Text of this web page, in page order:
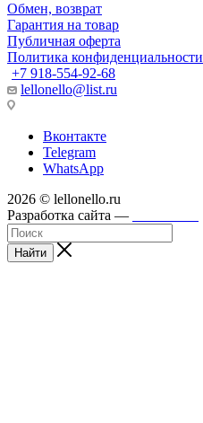
Обмен, возврат
Гарантия на товар
Публичная оферта
Политика конфиденциальности
+7 918-554-92-68
lellonello@list.ru
Вконтакте
Telegram
WhatsApp
2026 © lellonello.ru
Разработка сайта —
Найти